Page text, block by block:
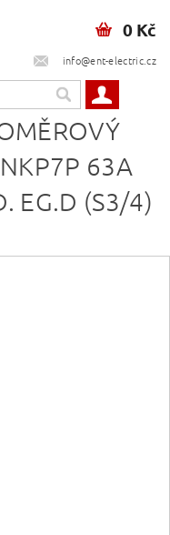
info@ent-electric.cz
0 Kč
63A
EG.D (S3/4)